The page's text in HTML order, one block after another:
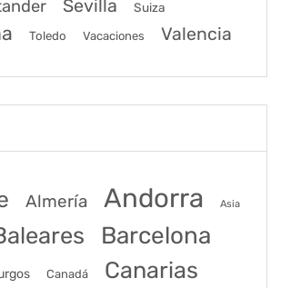
Sevilla Suiza
Toledo Vacaciones Valencia
Almería Andorra Asia
Barcelona
Canadá Canarias